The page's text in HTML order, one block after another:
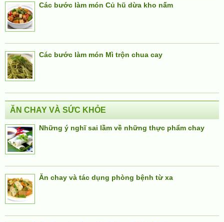
Các bước làm món Củ hũ dừa kho nấm
Các bước làm món Mì trộn chua cay
ĂN CHAY VÀ SỨC KHỎE
Những ý nghĩ sai lầm về những thực phẩm chay
Ăn chay và tác dụng phòng bệnh từ xa